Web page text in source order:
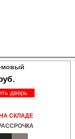
дверь
НА СКЛАДЕ